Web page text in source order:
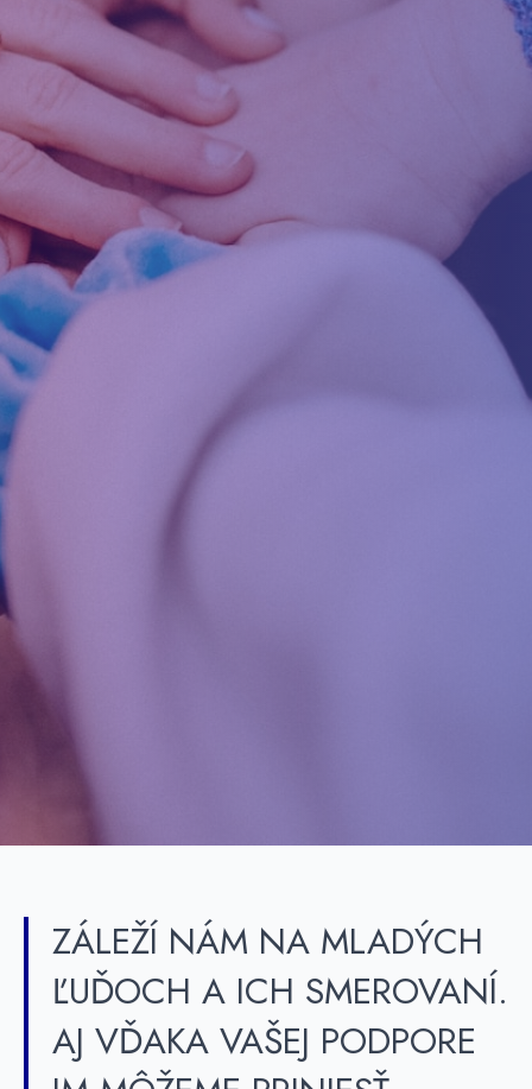
ZÁLEŽÍ NÁM NA MLADÝCH
ĽUĎOCH A ICH SMEROVANÍ.
AJ VĎAKA VAŠEJ PODPORE